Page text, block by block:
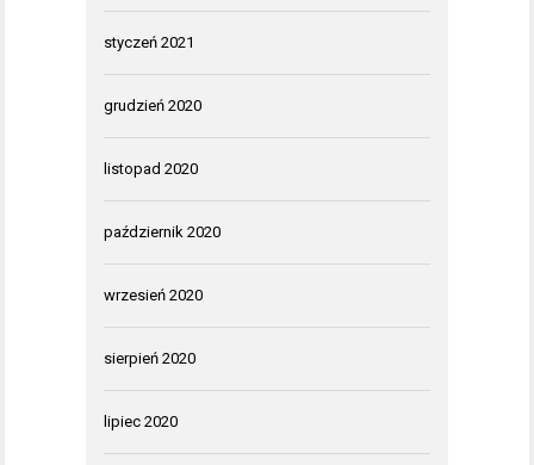
styczeń 2021
grudzień 2020
listopad 2020
październik 2020
wrzesień 2020
sierpień 2020
lipiec 2020